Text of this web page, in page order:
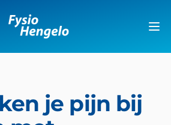
je pijn bij